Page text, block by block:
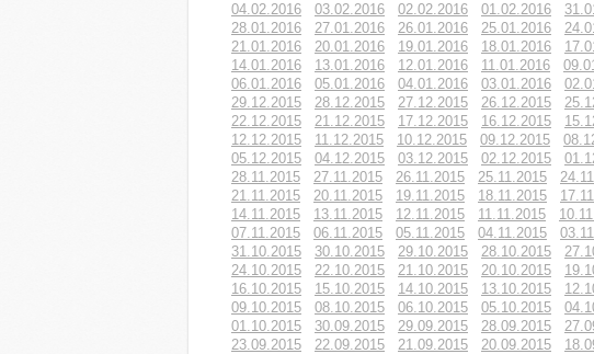
04.02.2016
03.02.2016 02.02.2016 01.02.2016
28.01.2016
27.01.2016 26.01.2016 25.01.2016
21.01.2016
20.01.2016 19.01.2016 18.01.2016
14.01.2016
13.01.2016 12.01.2016 11.01.2016
06.01.2016
05.01.2016 04.01.2016 03.01.2016
29.12.2015
28.12.2015 27.12.2015 26.12.2015
22.12.2015
21.12.2015 17.12.2015 16.12.2015
12.12.2015
11.12.2015 10.12.2015 09.12.2015
05.12.2015
04.12.2015 03.12.2015 02.12.2015
28.11.2015
27.11.2015 26.11.2015 25.11.2015
21.11.2015
20.11.2015 19.11.2015 18.11.2015
14.11.2015
13.11.2015 12.11.2015 11.11.2015
07.11.2015
06.11.2015 05.11.2015 04.11.2015
31.10.2015
30.10.2015 29.10.2015 28.10.2015
24.10.2015
22.10.2015 21.10.2015 20.10.2015
16.10.2015
15.10.2015 14.10.2015 13.10.2015
09.10.2015
08.10.2015 06.10.2015 05.10.2015
01.10.2015
30.09.2015 29.09.2015 28.09.2015
23.09.2015
22.09.2015 21.09.2015 20.09.2015